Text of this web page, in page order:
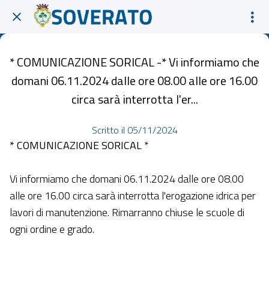
* COMUNICAZIONE SORICAL -* Vi informiamo che
domani 06.11.2024 dalle ore 08.00 alle ore 16.00
circa sarà interrotta l'er...
Scritto il 05/11/2024
* COMUNICAZIONE SORICAL*
Vi informiamo che domani 06.11.2024 dalle ore 08.00
alle ore 16.00 circa sarà interrotta l'erogazione idrica per
lavori di manutenzione. Rimarranno chiuse le scuole di
ogni ordine e grado.